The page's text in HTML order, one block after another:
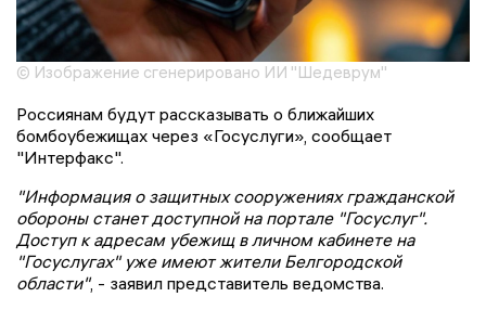
© Изображение сгенерировано ИИ "Шедеврум"
Россиянам будут рассказывать о ближайших
бомбоубежищах через «Госуслуги», сообщает
"Интерфакс".
"Информация о защитных сооружениях гражданской
обороны станет доступной на портале "Госуслуг".
Доступ к адресам убежищ в личном кабинете на
"Госуслугах" уже имеют жители Белгородской
области", - заявил представитель ведомства.